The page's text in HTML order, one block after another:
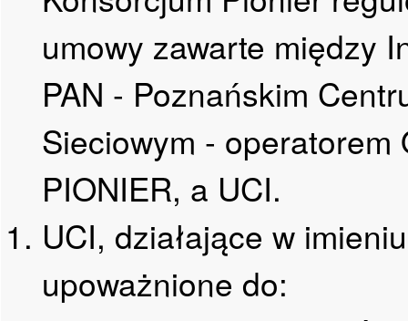
umowy zawarte między
PAN - Poznańskim
Sieciowym -
PIONIER, a UCI.
UCI, działające w
upoważnione do: